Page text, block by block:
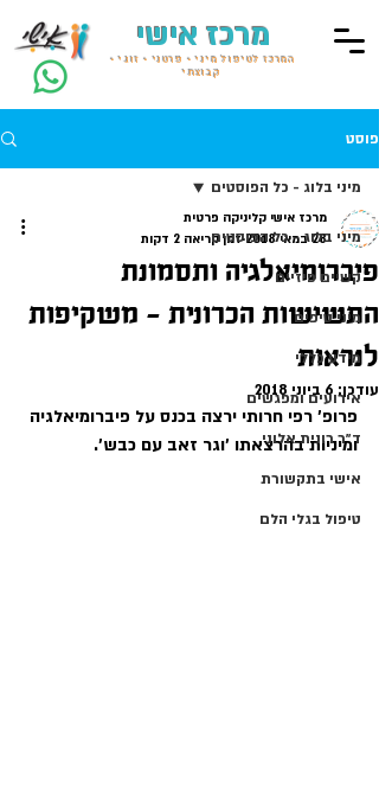
המרכז לטיפול מיני • פרטני • זוגי •
קבוצתי
מרכז אישי
פוסט
מיני בלוג - כל הפוסטים
קשיים פיזיים
מיני טיפים
מידע כללי
אירועים ומפגשים
ד״ר רונית אלוני
אישי בתקשורת
טיפול בגלי הלם
מיני בלוג - כל הפוסטים
פיברומיאלגיה ותסמונת
התשישות הכרונית - משקיפות
לנראות
מרכז אישי קליניקה פרטית
28 במאי 2018
זמן קריאה 2 דקות
עודכן: 6 ביוני 2018
פרופ' רפי חרותי ירצה בכנס על פיברומיאלגיה
ומיניות בהרצאתו 'וגר זאב עם כבש'.